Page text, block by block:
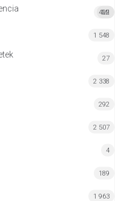
MI
422
1 548
27
2 338
292
2 507
4
189
1 963